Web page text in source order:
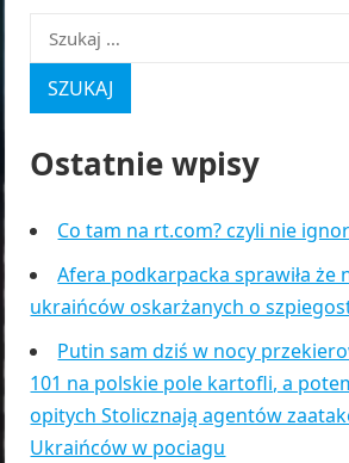
Szukaj:
Ostatnie wpisy
Co tam na rt.com? czyli nie
Afera podkarpacka sprawiła że
ukraińców oskarżanych o
Putin sam dziś w nocy
101 na polskie pole kartofli, a
opitych Stolicznają agentów
Ukraińców w pociagu